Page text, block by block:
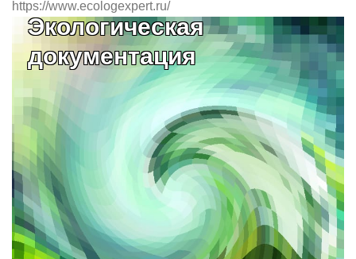
https://www.ecologexpert.ru/
Экологическая
документация